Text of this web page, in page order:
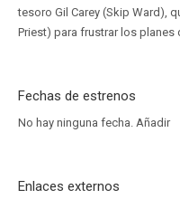
tesoro Gil Carey (Skip Ward),
Priest) para frustrar los planes
Fechas de estrenos
No hay ninguna fecha. Añadir
Enlaces externos